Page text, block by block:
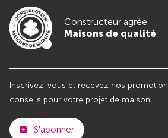
Constructeur agrée
Maisons de qualité
Inscrivez-vous et recevez nos
conseils pour votre projet de maison
S'abonner